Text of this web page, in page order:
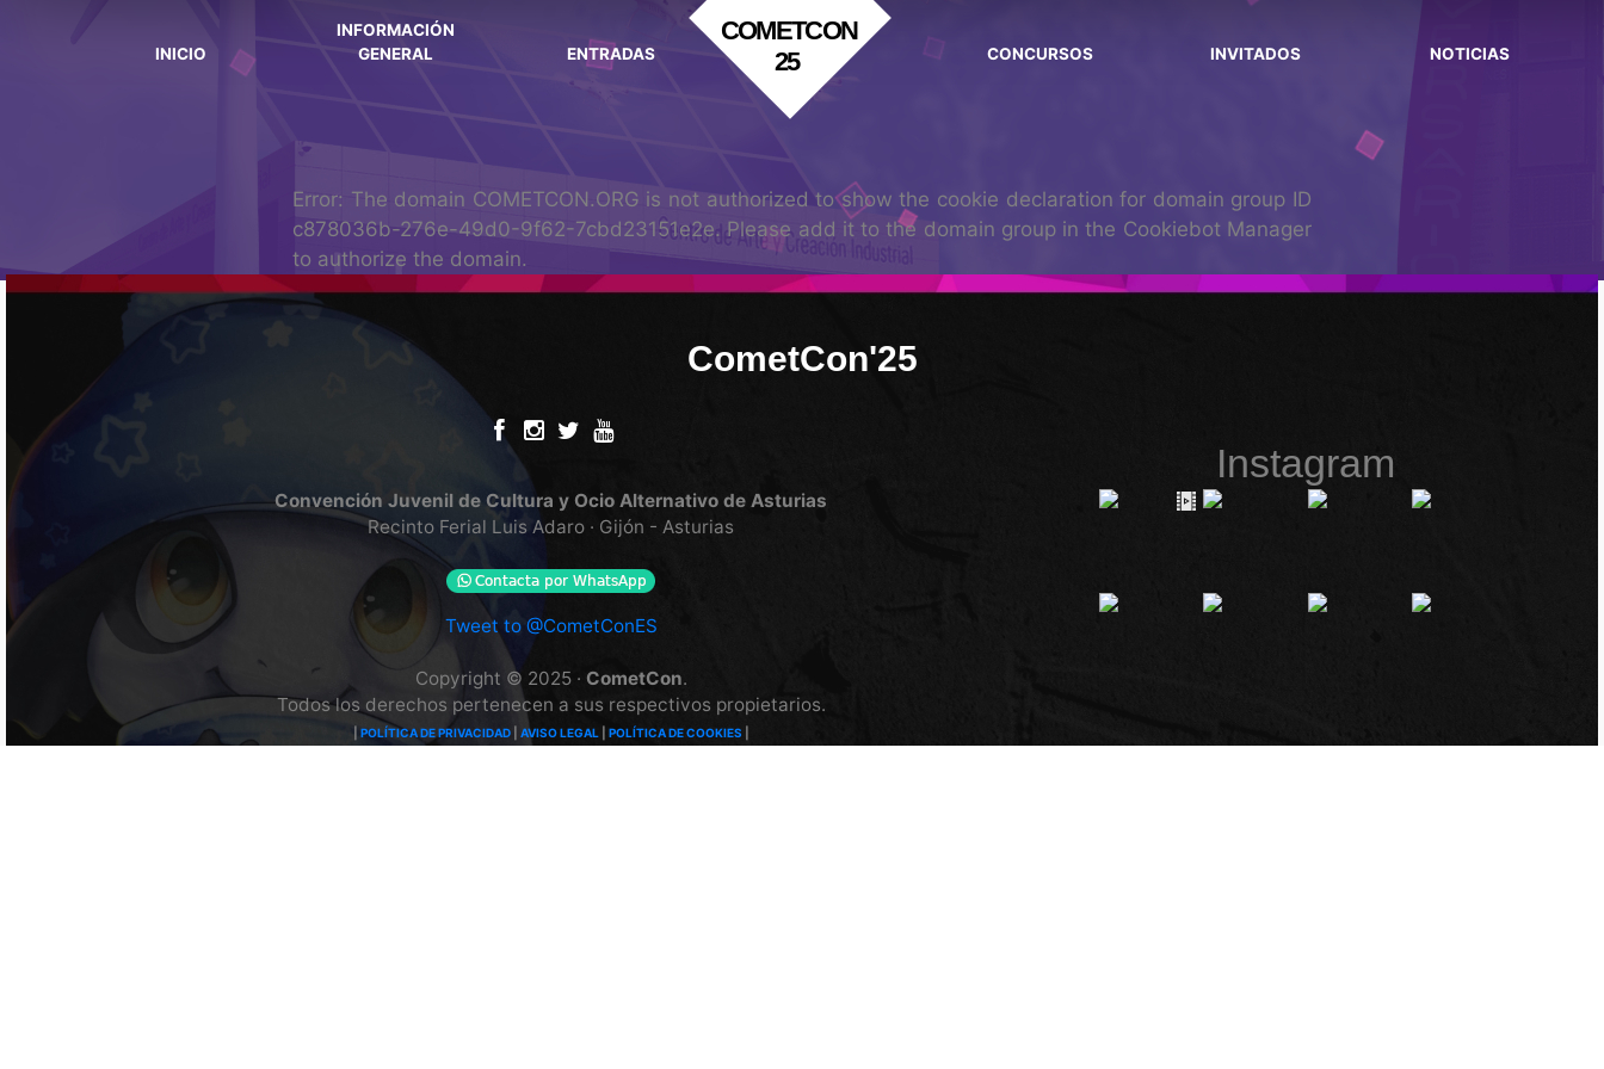
INICIO
INFORMACIÓN
GENERAL
ENTRADAS
COMETCON
25
CONCURSOS INVITADOS NOTICIAS
Error: The domain COMETCON.ORG is not authorized to show the cookie declaration for domain group ID
c878036b-276e-49d0-9f62-7cbd23151e2e. Please add it to the domain group in the Cookiebot Manager
to authorize the domain.
CometCon'25
Convención Juvenil de Cultura y Ocio Alternativo de Asturias
Recinto Ferial Luis Adaro · Gijón - Asturias
Tweet to @CometConES
Copyright © 2025 · CometCon.
Todos los derechos pertenecen a sus respectivos propietarios.
POLÍTICA DE PRIVACIDAD| AVISO LEGAL POLÍTICA DE COOKIES
Instagram